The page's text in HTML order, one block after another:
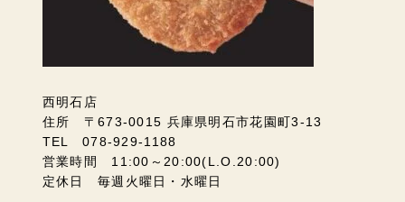
西明石店
住所 〒673-0015 兵庫県明石市花園町3-13
TEL 078-929-1188
営業時間 11:00～20:00(L.O.20:00)
定休日 毎週火曜日・水曜日